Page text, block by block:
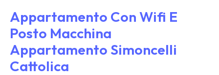
Appartamento Con Wifi E
Posto Macchina
Appartamento Simoncelli
Cattolica